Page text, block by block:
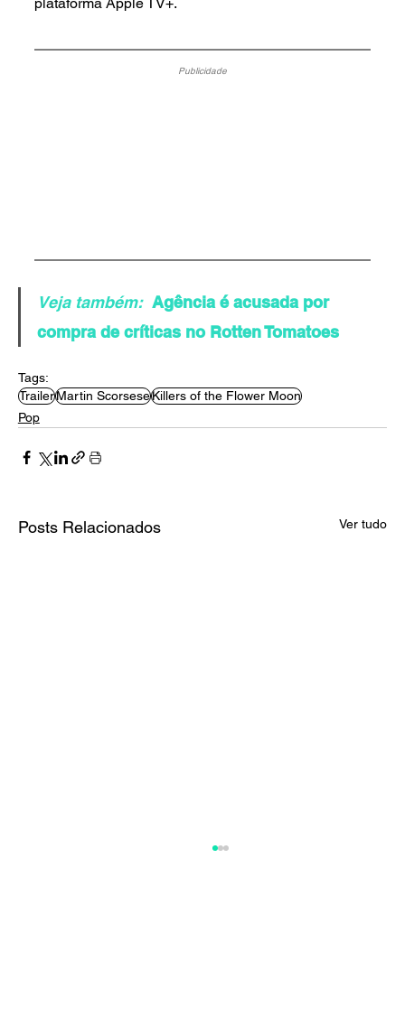
Publicidade
Veja também: Agência é acusada por
compra de críticas no Rotten Tomatoes
Tags:
TrailerMartin ScorseseKillers of the Flower Moon
Pop
Posts Relacionados Ver tudo